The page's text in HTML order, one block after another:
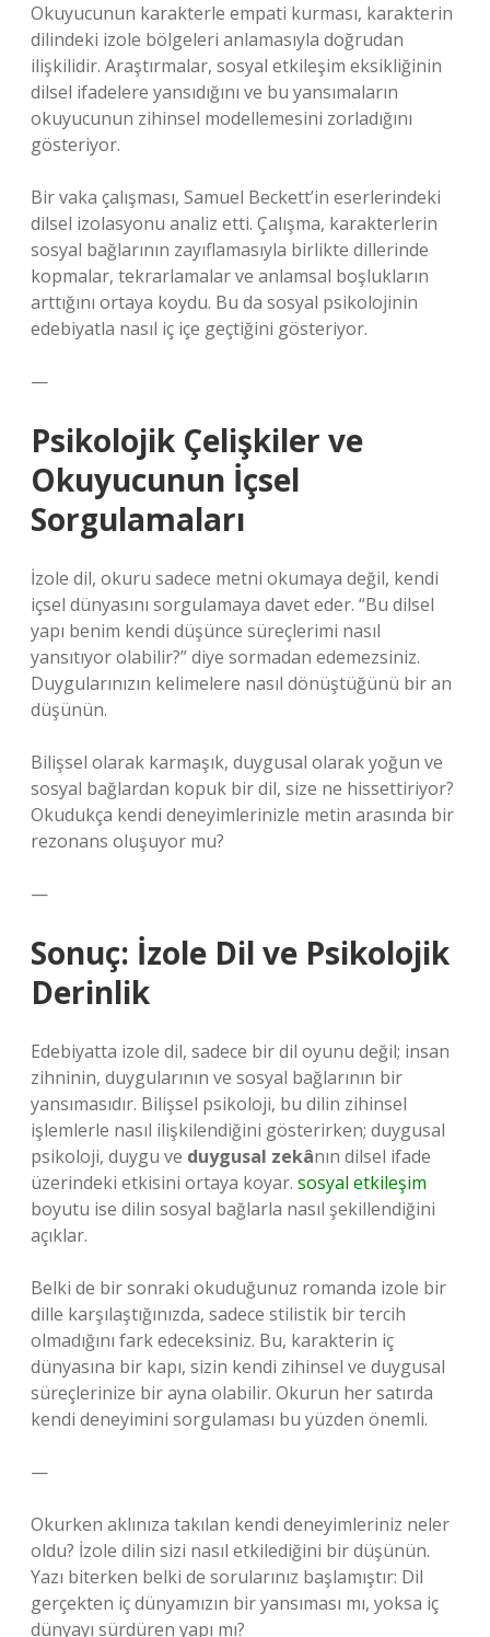
Okuyucunun karakterle empati kurması, karakterin
dilindeki izole bölgeleri anlamasıyla doğrudan
ilişkilidir. Araştırmalar, sosyal etkileşim eksikliğinin
dilsel ifadelere yansıdığını ve bu yansımaların
okuyucunun zihinsel modellemesini zorladığını
gösteriyor.
Bir vaka çalışması, Samuel Beckett’in eserlerindeki
dilsel izolasyonu analiz etti. Çalışma, karakterlerin
sosyal bağlarının zayıflamasıyla birlikte dillerinde
kopmalar, tekrarlamalar ve anlamsal boşlukların
arttığını ortaya koydu. Bu da sosyal psikolojinin
edebiyatla nasıl iç içe geçtiğini gösteriyor.
—
Psikolojik Çelişkiler ve
Okuyucunun İçsel
Sorgulamaları
İzole dil, okuru sadece metni okumaya değil, kendi
içsel dünyasını sorgulamaya davet eder. “Bu dilsel
yapı benim kendi düşünce süreçlerimi nasıl
yansıtıyor olabilir?” diye sormadan edemezsiniz.
Duygularınızın kelimelere nasıl dönüştüğünü bir an
düşünün.
Bilişsel olarak karmaşık, duygusal olarak yoğun ve
sosyal bağlardan kopuk bir dil, size ne hissettiriyor?
Okudukça kendi deneyimlerinizle metin arasında bir
rezonans oluşuyor mu?
—
Sonuç: İzole Dil ve Psikolojik
Derinlik
Edebiyatta izole dil, sadece bir dil oyunu değil; insan
zihninin, duygularının ve sosyal bağlarının bir
yansımasıdır. Bilişsel psikoloji, bu dilin zihinsel
işlemlerle nasıl ilişkilendiğini gösterirken; duygusal
psikoloji, duygu ve duygusal zekânın dilsel ifade
üzerindeki etkisini ortaya koyar. sosyal etkileşim
boyutu ise dilin sosyal bağlarla nasıl şekillendiğini
açıklar.
Belki de bir sonraki okuduğunuz romanda izole bir
dille karşılaştığınızda, sadece stilistik bir tercih
olmadığını fark edeceksiniz. Bu, karakterin iç
dünyasına bir kapı, sizin kendi zihinsel ve duygusal
süreçlerinize bir ayna olabilir. Okurun her satırda
kendi deneyimini sorgulaması bu yüzden önemli.
—
Okurken aklınıza takılan kendi deneyimleriniz neler
oldu? İzole dilin sizi nasıl etkilediğini bir düşünün.
Yazı biterken belki de sorularınız başlamıştır: Dil
gerçekten iç dünyamızın bir yansıması mı, yoksa iç
dünyayı sürdüren yapı mı?